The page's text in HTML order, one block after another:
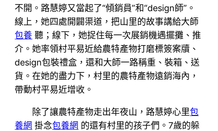
不開。路慧婷又當起了“傾銷員”和“design師”。
線上，她四處開闢渠道，把山里的故事講給大師
包養 聽；線下，她捉住每一次展銷機遇擺攤、推
介。她率領村平易近給農特產物打磨標簽案牘、
design包裝禮盒，還和大師一路稱重、裝箱、送
貨。在她的盡力下，村里的農特產物遠銷海內，
帶動村平易近增收。
除了讓農特產物走出年夜山，路慧婷心里包
養網 掛念包養網 的還有村里的孩子們。7歲的躲